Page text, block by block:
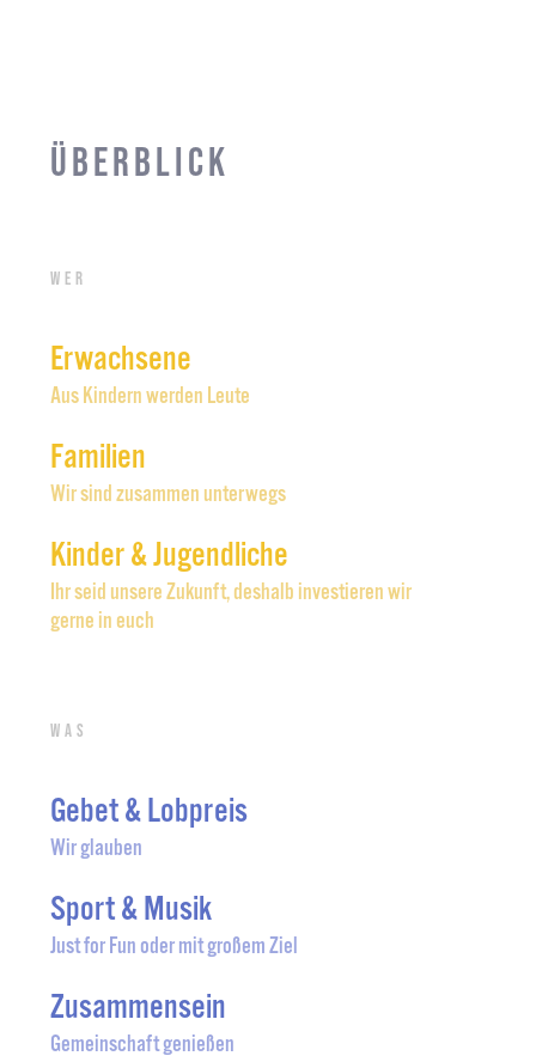
Überblick
Wer
Erwachsene
Aus Kindern werden Leute
Familien
Wir sind zusammen unterwegs
Kinder & Jugendliche
Ihr seid unsere Zukunft, deshalb investieren wir
gerne in euch
Was
Gebet & Lobpreis
Wir glauben
Sport & Musik
Just for Fun oder mit großem Ziel
Zusammensein
Gemeinschaft genießen